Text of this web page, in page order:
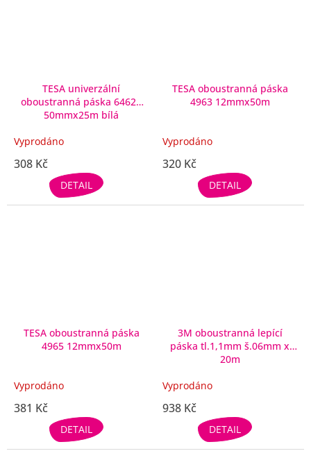
TESA univerzální
oboustranná páska 64620
50mmx25m bílá
Vyprodáno
308 Kč
DETAIL
TESA oboustranná páska
4963 12mmx50m
Vyprodáno
320 Kč
DETAIL
TESA oboustranná páska
4965 12mmx50m
Vyprodáno
381 Kč
DETAIL
3M oboustranná lepící
páska tl.1,1mm š.06mm x
20m
Vyprodáno
938 Kč
DETAIL